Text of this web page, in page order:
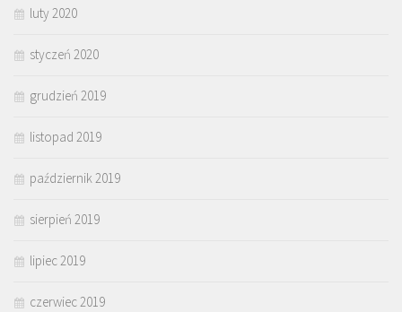
luty 2020
styczeń 2020
grudzień 2019
listopad 2019
październik 2019
sierpień 2019
lipiec 2019
czerwiec 2019